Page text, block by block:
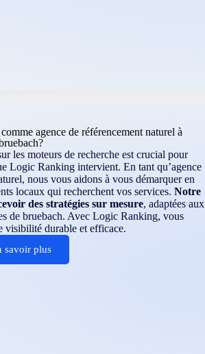
agence de référencement naturel à
les moteurs de recherche est crucial pour
Logic Ranking intervient. En tant qu’agence
nous vous aidons à vous démarquer en
locaux qui recherchent vos services.Notre
des stratégies sur mesure, adaptées aux
de bruebach. Avec Logic Ranking, vous
visibilité durable et efficace.
savoir plus